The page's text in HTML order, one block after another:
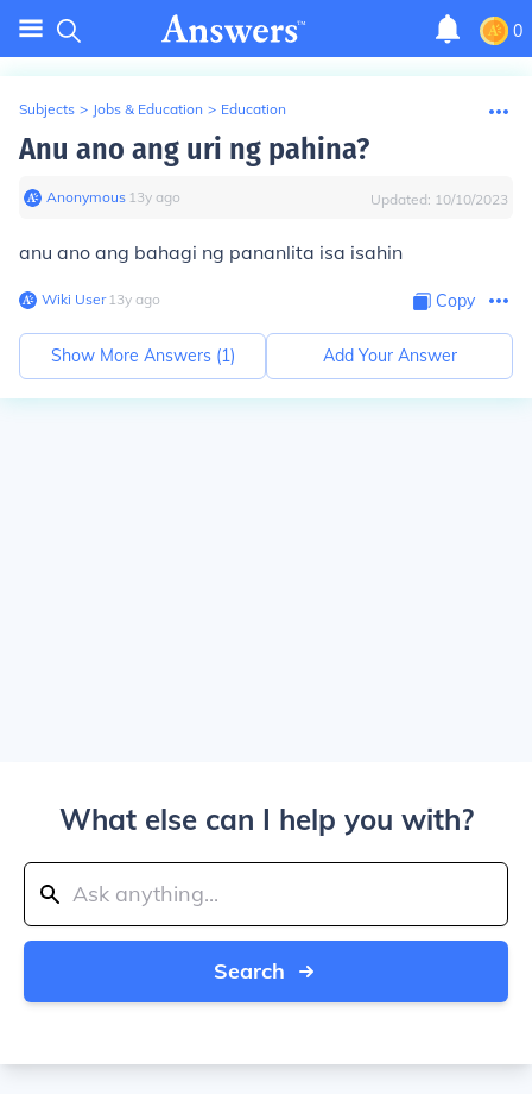
0
Subjects > Jobs & Education > Education
Anu ano ang uri ng pahina?
Anonymous∙ 13y ago Updated: 10/10/2023
anu ano ang bahagi ng pananlita isa isahin
Wiki User∙13y ago Copy
Show More Answers (1) Add Your Answer
What else can I help you with?
Search